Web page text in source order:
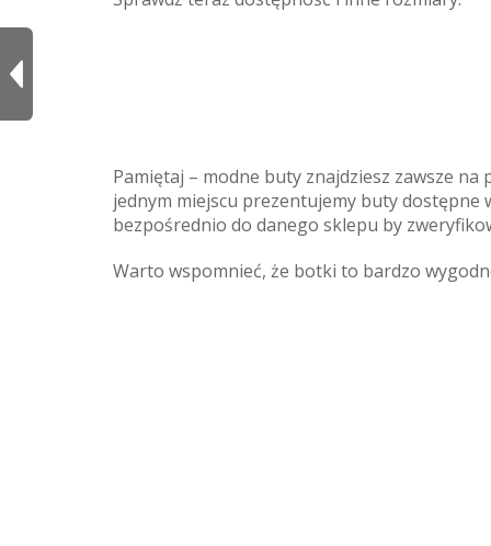
Pamiętaj – modne buty znajdziesz zawsze
jednym miejscu prezentujemy buty dostępne
bezpośrednio do danego sklepu by
Warto wspomnieć, że botki to bardzo